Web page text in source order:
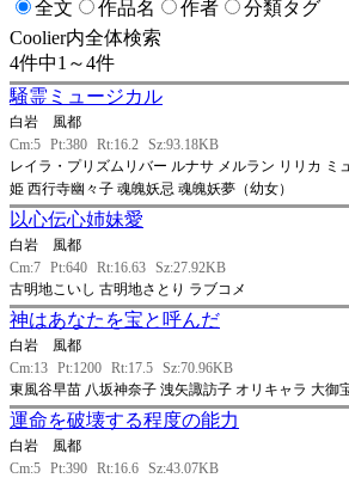
全文 作品名 作者
分類タグ
Coolier内全体検索
4件中1～4件
騒霊ミュージカル
白岩 風都
Cm:5 Pt:380 Rt:16.2 Sz:93.18KB
レイラ・プリズムリバー ルナサ メルラン リリカ ミ
姫 西行寺幽々子 魂魄妖忌 魂魄妖夢（幼女）
以心伝心姉妹愛
白岩 風都
Cm:7 Pt:640 Rt:16.63 Sz:27.92KB
古明地こいし 古明地さとり ラブコメ
神はあなたを宝と呼んだ
白岩 風都
Cm:13 Pt:1200 Rt:17.5 Sz:70.96KB
東風谷早苗 八坂神奈子 洩矢諏訪子 オリキャラ 大御
運命を破壊する程度の能力
白岩 風都
Cm:5 Pt:390 Rt:16.6 Sz:43.07KB